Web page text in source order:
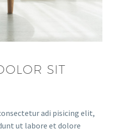
SIT
adi pisicing elit,
ut labore et dolore